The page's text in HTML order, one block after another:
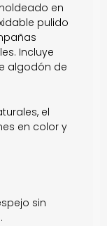
en
pulido
Incluye
algodón de
el
en color y
sin